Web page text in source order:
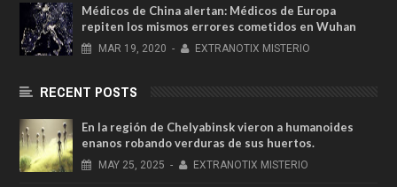
Médicos de China alertan: Médicos de Europa
repiten los mismos errores cometidos en Wuhan
MAR 19, 2020 - EXTRANOTIX MISTERIO
RECENT POSTS
En la región de Chelyabinsk vieron a humanoides
enanos robando verduras de sus huertos.
MAY 25, 2025 - EXTRANOTIX MISTERIO